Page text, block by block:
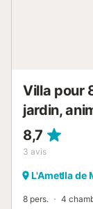
Villa pour
jardin,
8,7
3 avis
L'Ametlla de
8 pers. 4